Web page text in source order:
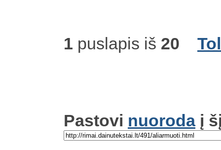
1 puslapis iš 20
Pastovi nuorodaį